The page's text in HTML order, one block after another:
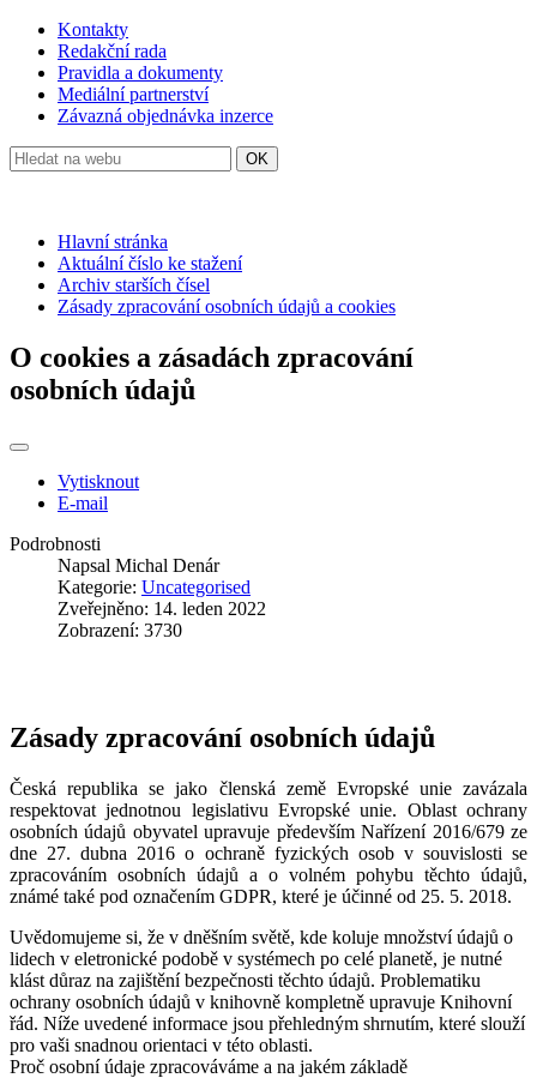
Kontakty
Redakční rada
Pravidla a dokumenty
Mediální partnerství
Závazná objednávka inzerce
OK
Hlavní stránka
Aktuální číslo ke stažení
Archiv starších čísel
Zásady zpracování osobních údajů a cookies
O cookies a zásadách zpracování
osobních údajů
Vytisknout
E-mail
Podrobnosti
Napsal Michal Denár
Kategorie: Uncategorised
Zveřejněno: 14. leden 2022
Zobrazení: 3730
Zásady zpracování osobních údajů
Česká republika se jako členská země Evropské unie zavázala
respektovat jednotnou legislativu Evropské unie. Oblast ochrany
osobních údajů obyvatel upravuje především Nařízení 2016/679 ze
dne 27. dubna 2016 o ochraně fyzických osob v souvislosti se
zpracováním osobních údajů a o volném pohybu těchto údajů,
známé také pod označením GDPR, které je účinné od 25. 5. 2018.
Uvědomujeme si, že v dněšním světě, kde koluje množství údajů o
lidech v eletronické podobě v systémech po celé planetě, je nutné
klást důraz na zajištění bezpečnosti těchto údajů. Problematiku
ochrany osobních údajů v knihovně kompletně upravuje Knihovní
řád. Níže uvedené informace jsou přehledným shrnutím, které slouží
pro vaši snadnou orientaci v této oblasti.
Proč osobní údaje zpracováváme a na jakém základě